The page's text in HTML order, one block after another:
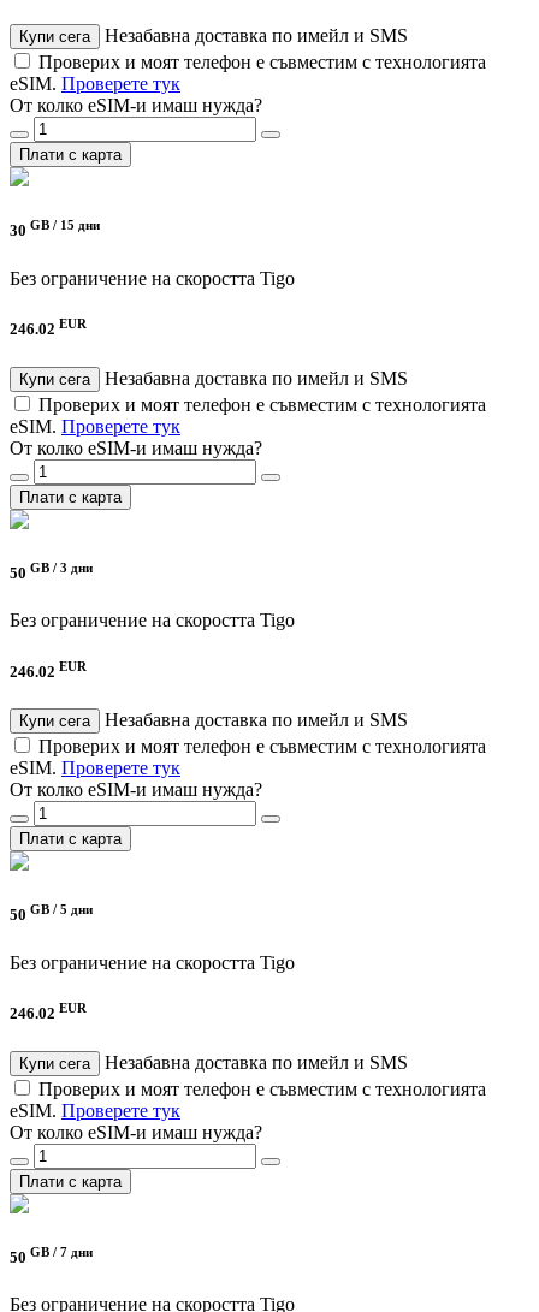
Купи сега
Незабавна доставка по имейл и SMS
Проверих и моят телефон е съвместим с технологията
eSIM. Проверете тук
От колко eSIM-и имаш нужда?
Плати с карта
30 GB / 15 дни
Без ограничение на скоростта Tigo
246.02 EUR
Купи сега
Незабавна доставка по имейл и SMS
Проверих и моят телефон е съвместим с технологията
eSIM. Проверете тук
От колко eSIM-и имаш нужда?
Плати с карта
50 GB / 3 дни
Без ограничение на скоростта Tigo
246.02 EUR
Купи сега
Незабавна доставка по имейл и SMS
Проверих и моят телефон е съвместим с технологията
eSIM. Проверете тук
От колко eSIM-и имаш нужда?
Плати с карта
50 GB / 5 дни
Без ограничение на скоростта Tigo
246.02 EUR
Купи сега
Незабавна доставка по имейл и SMS
Проверих и моят телефон е съвместим с технологията
eSIM. Проверете тук
От колко eSIM-и имаш нужда?
Плати с карта
50 GB / 7 дни
Без ограничение на скоростта Tigo